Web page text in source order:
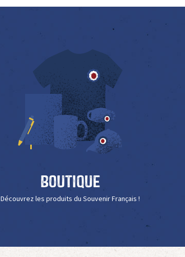
Boutique
Découvrez les produits du Souvenir Français !